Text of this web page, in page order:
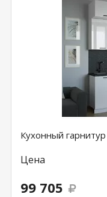
Кухонный
Цена
99 705